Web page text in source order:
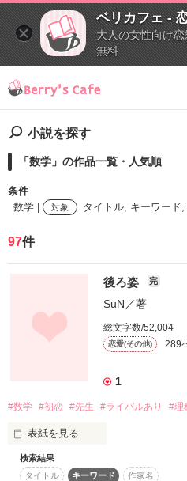
ベリカフェ -
大人の女性向け
無料
小説を探す
「数学」の作品一覧・人気順
条件
数学 |
対象 タイトル, キーワード,
検索ワード
97件
後ろ姿 完
SuN ／著
総文字数/52,004
恋愛(その他) 289
1
#数学 #初恋 #先生 #ライバルあり #理
表紙を見る
私が初めて好きになった人･･･
検索結果
タイトル
キーワード 作家名